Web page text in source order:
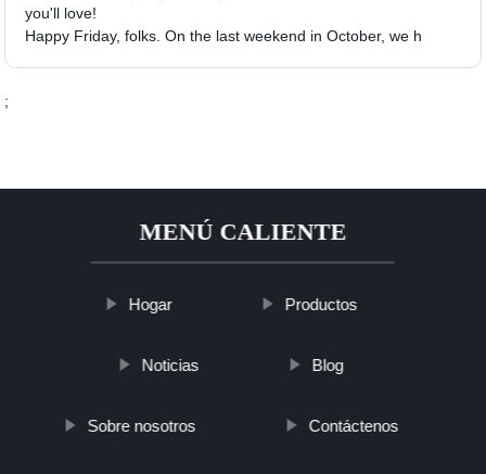
you'll love!
Happy Friday, folks. On the last weekend in October, we h
;
MENÚ CALIENTE
Hogar Productos
Noticias Blog
Sobre nosotros Contáctenos